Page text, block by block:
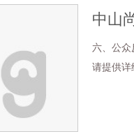
六、公众
请提供详